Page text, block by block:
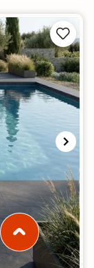

